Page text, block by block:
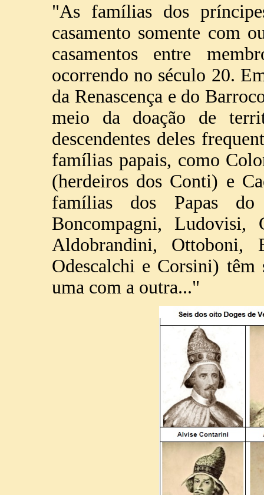
"As famílias dos
casamento somente com
casamentos entre
ocorrendo no século 20.
da Renascença e do
meio da doação de
descendentes deles
famílias papais, como
(herdeiros dos Conti) e
famílias dos Papas
Boncompagni,
Aldobrandini, Ottoboni,
Odescalchi e Corsini) têm
uma com a outra..."